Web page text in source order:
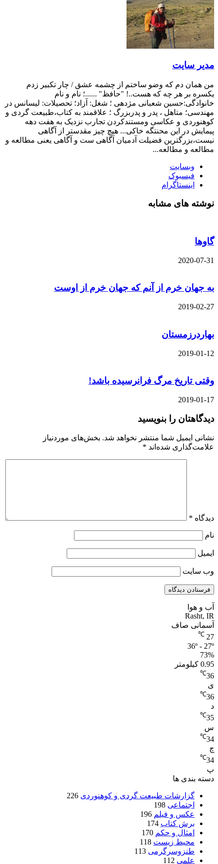
مدیر سایت
من همان دم که وضو ساختم از چشمه عشق / چار تکبیر زدم
یکسره بر هر چه که هست..! "حافظ" ......؛ نام و نام
خانوادگی:حسین شعبانی مژدهی ؛ شغل: آزاد؛ تحصیلات: لیسانس در
مهندسی؛ متاهل ، پدر و پدربزرگ ؛ علاقمند به کتاب،طبیعت گردی و
کوهنوردی و عکاسی ومستندکردن تجارب نزدیک به هفت دهه
پیمایش در این محنتگه خاکی... هیچ چیز مقدستر از آگاهی
نیست،بزرگترین فضیلت آدمیان آگاهی ست و آگاهی یعنی مطالعه و
مطالعه و مطالعه...
وبسایت
فیسبوک
اینستاگرام
نوشته های مشابه
گاوها
2020-07-31
به جهان خرم از آنم که جهان خرم از اوست
2019-02-27
بهاردرزمستان
2019-01-12
وقتی تاریخ مرگ فرانرسیده باشد!
2019-01-17
دیدگاهتان را بنویسید
نشانی ایمیل شما منتشر نخواهد شد. بخش‌های موردنیاز
علامت‌گذاری شده‌اند *
دیدگاه *
نام
ایمیل
وب‌ سایت
آب و هوا
Rasht, IR
آسمانی صاف
27
℃
36º - 27º
73%
0.95 کیلومتر
36
℃
ی
36
℃
د
35
℃
س
34
℃
چ
34
℃
پ
دسته بندی ها
گزارشات طبیعت گردی و کوهنوردی 226
اجتماعی 198
عکس و فیلم 196
برش کتاب 174
امثال و حکم 170
محیط زیست 118
طنزوسرگرمی 113
علمی 112